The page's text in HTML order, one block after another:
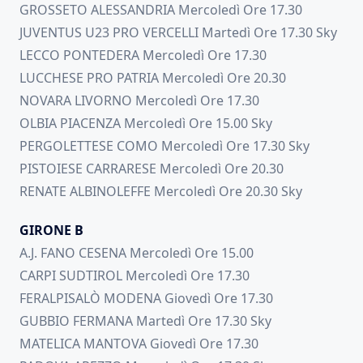
GROSSETO ALESSANDRIA Mercoledì Ore 17.30
JUVENTUS U23 PRO VERCELLI Martedì Ore 17.30 Sky
LECCO PONTEDERA Mercoledì Ore 17.30
LUCCHESE PRO PATRIA Mercoledì Ore 20.30
NOVARA LIVORNO Mercoledì Ore 17.30
OLBIA PIACENZA Mercoledì Ore 15.00 Sky
PERGOLETTESE COMO Mercoledì Ore 17.30 Sky
PISTOIESE CARRARESE Mercoledì Ore 20.30
RENATE ALBINOLEFFE Mercoledì Ore 20.30 Sky
GIRONE B
A.J. FANO CESENA Mercoledì Ore 15.00
CARPI SUDTIROL Mercoledì Ore 17.30
FERALPISALÒ MODENA Giovedì Ore 17.30
GUBBIO FERMANA Martedì Ore 17.30 Sky
MATELICA MANTOVA Giovedì Ore 17.30